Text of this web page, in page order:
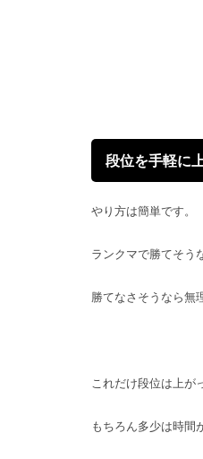
段位を手軽に
やり方は簡単です。
ランクマで勝てそう
勝てなさそうなら無
これだけ段位は上が
もちろん多少は時間